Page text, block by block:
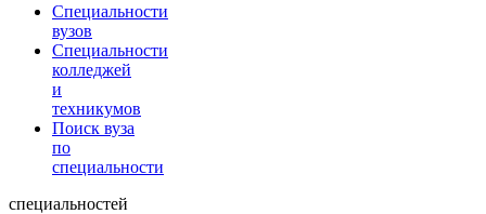
Специальности
вузов
Специальности
колледжей
и
техникумов
Поиск вуза
по
специальности
специальностей